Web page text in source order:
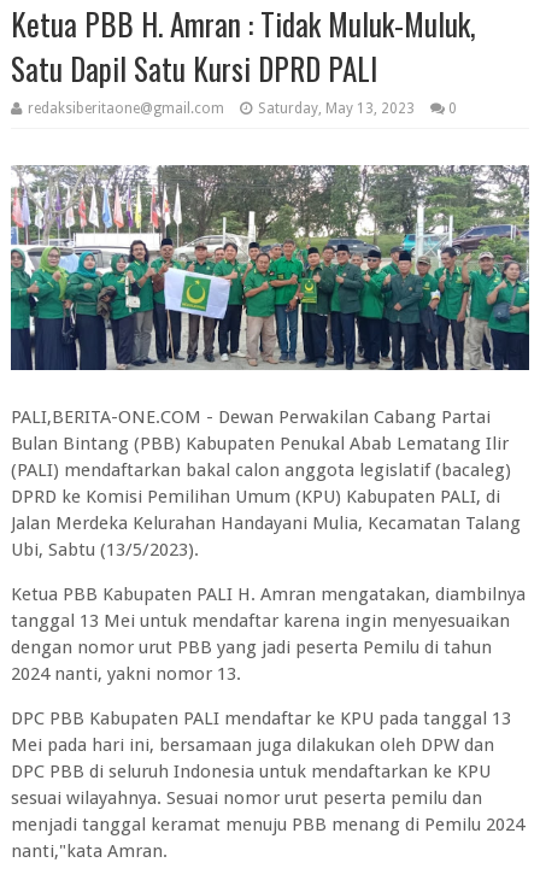
Ketua PBB H. Amran : Tidak Muluk-Muluk,
Satu Dapil Satu Kursi DPRD PALI
redaksiberitaone@gmail.com Saturday, May 13, 2023 0
PALI,BERITA-ONE.COM - Dewan Perwakilan Cabang Partai
Bulan Bintang (PBB) Kabupaten Penukal Abab Lematang Ilir
(PALI) mendaftarkan bakal calon anggota legislatif (bacaleg)
DPRD ke Komisi Pemilihan Umum (KPU) Kabupaten PALI, di
Jalan Merdeka Kelurahan Handayani Mulia, Kecamatan Talang
Ubi, Sabtu (13/5/2023).
Ketua PBB Kabupaten PALI H. Amran mengatakan, diambilnya
tanggal 13 Mei untuk mendaftar karena ingin menyesuaikan
dengan nomor urut PBB yang jadi peserta Pemilu di tahun
2024 nanti, yakni nomor 13.
DPC PBB Kabupaten PALI mendaftar ke KPU pada tanggal 13
Mei pada hari ini, bersamaan juga dilakukan oleh DPW dan
DPC PBB di seluruh Indonesia untuk mendaftarkan ke KPU
sesuai wilayahnya. Sesuai nomor urut peserta pemilu dan
menjadi tanggal keramat menuju PBB menang di Pemilu 2024
nanti,"kata Amran.